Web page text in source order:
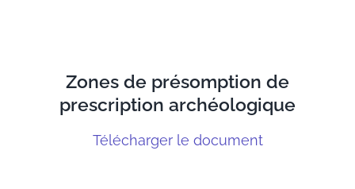
Zones de présomption de
prescription archéologique
Télécharger le document